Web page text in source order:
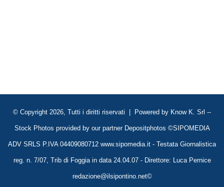
© Copyright 2026, Tutti i diritti riservati | Powered by Know K. Srl --
Stock Photos provided by our partner Depositphotos ©SIPOMEDIA
ADV SRLS P.IVA 04409080712 www.sipomedia.it - Testata Giornalistica
reg. n. 7/07, Trib di Foggia in data 24.04.07 - Direttore: Luca Pernice
redazione@ilsipontino.net©